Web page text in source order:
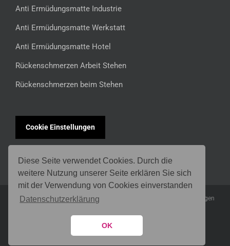
Diese Seite verwendet Cookies. Durch die
weitere Nutzung unserer Seite erklären Sie sich
mit der Verwendung von Cookies einverstanden
Datenschutzerklärung
OK
Anti Ermüdungsmatte Industrie
Anti Ermüdungsmatte Werkstatt
Anti Ermüdungsmatte Hotel
Rückenschmerzen Arbeit Stehen
Rückenschmerzen beim Stehen
Cookie Einstellungen
* Alle Preisangaben inkl. MwSt. ggf. zzgl.
für Lieferungen
Copyright 2016 isoloc GmbH
Facebook